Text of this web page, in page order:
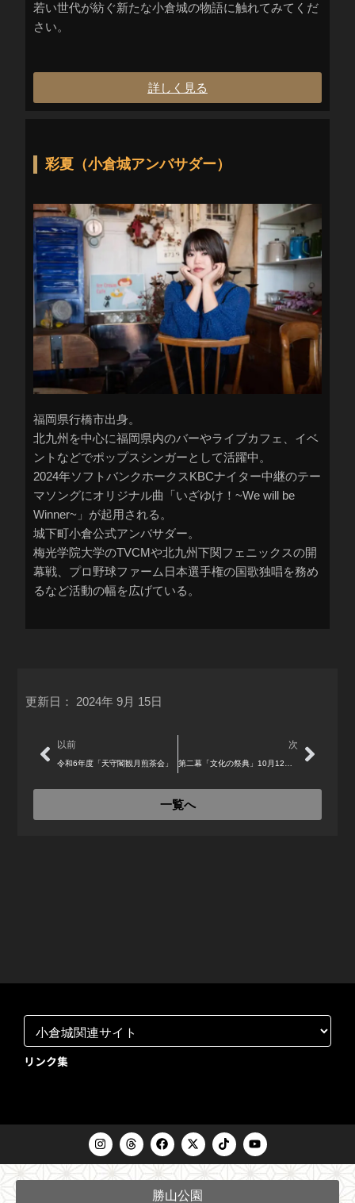
若い世代が紡ぐ新たな小倉城の物語に触れてみてくだ
さい。
詳しく見る
彩夏（小倉城アンバサダー）
福岡県行橋市出身。
北九州を中心に福岡県内のバーやライブカフェ、イベ
ントなどでポップスシンガーとして活躍中。
2024年ソフトバンクホークスKBCナイター中継のテー
マソングにオリジナル曲「いざゆけ！~We will be
Winner~」が起用される。
城下町小倉公式アンバサダー。
梅光学院大学のTVCMや北九州下関フェニックスの開
幕戦、プロ野球ファーム日本選手権の国歌独唱を務め
るなど活動の幅を広げている。
更新日： 2024年 9月 15日
Prev
以前
令和6年度「天守閣観月煎茶会」
次Next
一覧へ
リンク集
I
n
s
T
h
r
F
a
c
o
X
-
t
t
T
i
k
Y
o
u
勝山公園